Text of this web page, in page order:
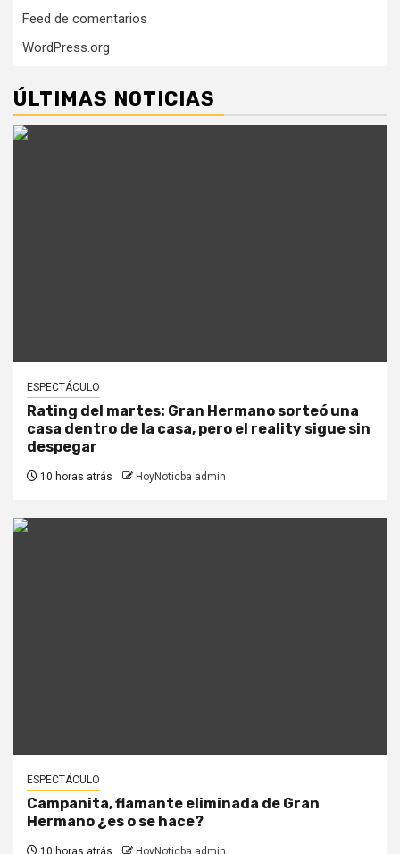
Feed de comentarios
WordPress.org
ÚLTIMAS NOTICIAS
ESPECTÁCULO
Rating del martes: Gran Hermano sorteó una
casa dentro de la casa, pero el reality sigue sin
despegar
10 horas atrás HoyNoticba admin
ESPECTÁCULO
Campanita, flamante eliminada de Gran
Hermano ¿es o se hace?